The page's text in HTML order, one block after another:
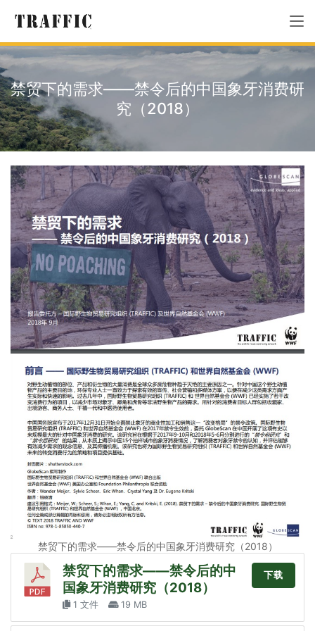
禁贸下的需求——禁令后的中国象牙消费研
究（2018）
禁贸下的需求——禁令后的中国象牙消费研究（2018）
禁贸下的需求——禁令后的中
国象牙消费研究（2018）
1 文件 19 MB
下载